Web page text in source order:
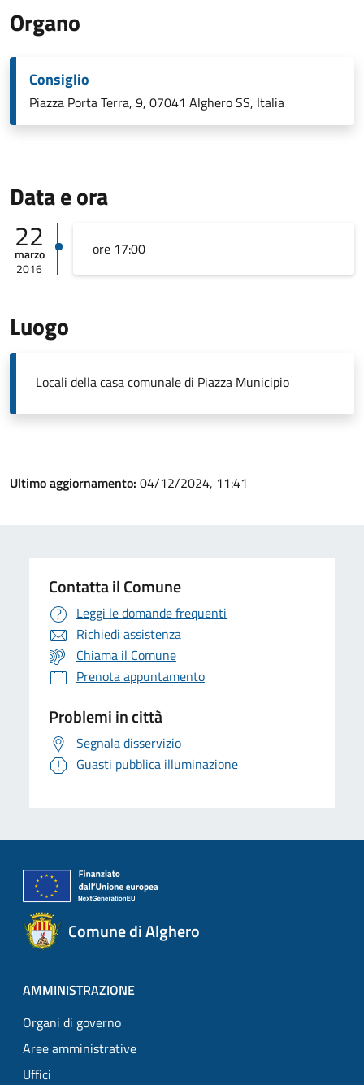
Organo
Consiglio
Piazza Porta Terra, 9, 07041 Alghero SS, Italia
Data e ora
22
marzo
2016
ore 17:00
Luogo
Locali della casa comunale di Piazza Municipio
Ultimo aggiornamento: 04/12/2024, 11:41
Contatta il Comune
Leggi le domande frequenti
Richiedi assistenza
Chiama il Comune
Prenota appuntamento
Problemi in città
Segnala disservizio
Guasti pubblica illuminazione
Comune di Alghero
AMMINISTRAZIONE
Organi di governo
Aree amministrative
Uffici